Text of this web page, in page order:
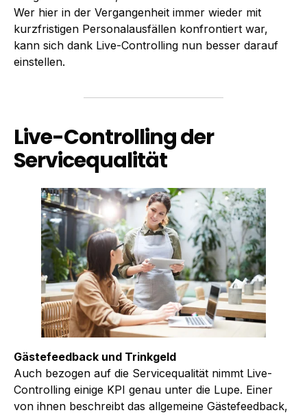
Wer hier in der Vergangenheit immer wieder mit
kurzfristigen Personalausfällen konfrontiert war,
kann sich dank Live-Controlling nun besser darauf
einstellen.
Live-Controlling der
Servicequalität
Gästefeedback und Trinkgeld
Auch bezogen auf die Servicequalität nimmt Live-
Controlling einige KPI genau unter die Lupe. Einer
von ihnen beschreibt das allgemeine Gästefeedback,